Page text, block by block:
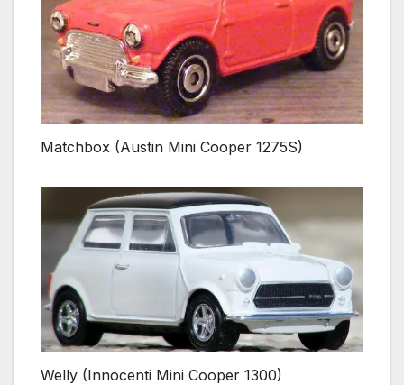
Matchbox (Austin Mini Cooper 1275S)
Welly (Innocenti Mini Cooper 1300)